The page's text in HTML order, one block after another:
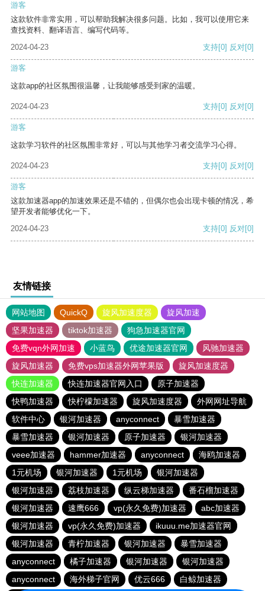
游客
这款软件非常实用，可以帮助我解决很多问题。比如，我可以使用它来
查找资料、翻译语言、编写代码等。
2024-04-23
支持[0] 反对[0]
游客
这款app的社区氛围很温馨，让我能够感受到家的温暖。
2024-04-23 支持[0] 反对[0]
游客
这款学习软件的社区氛围非常好，可以与其他学习者交流学习心得。
2024-04-23 支持[0] 反对[0]
游客
这款加速器app的加速效果还是不错的，但偶尔也会出现卡顿的情况，希
望开发者能够优化一下。
2024-04-23
支持[0] 反对[0]
友情链接
网站地图 QuickQ 旋风加速度器
旋风加速
坚果加速器
tiktok加速器
狗急加速器官网
免费vqn外网加速
小蓝鸟 优途加速器官网
风驰加速器
旋风加速器
免费vps加速器外网苹果版
旋风加速度器
快连加速器
快连加速器官网入口
原子加速器
快鸭加速器
快柠檬加速器 旋风加速度器
外网网址导航
软件中心
银河加速器 anyconnect
暴雪加速器
暴雪加速器
银河加速器 原子加速器
银河加速器
veee加速器
hammer加速器 anyconnect
海鸥加速器
1元机场
银河加速器 1元机场
银河加速器
银河加速器
荔枝加速器 纵云梯加速器
番石榴加速器
银河加速器
速鹰666 vp(永久免费)加速器
abc加速器
银河加速器
vp(永久免费)加速器
ikuuu.me加速器官网
银河加速器
青柠加速器 银河加速器
暴雪加速器
anyconnect
橘子加速器 银河加速器
银河加速器
anyconnect
海外梯子官网 优云666 白鲸加速器